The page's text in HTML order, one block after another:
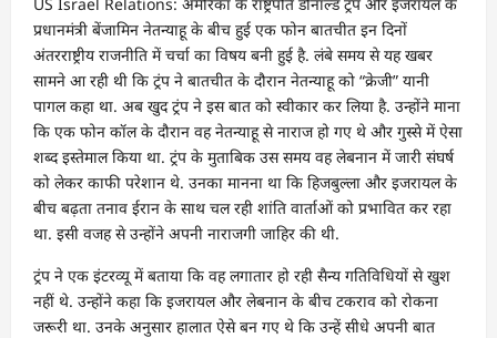
प्रधानमंत्री बेंजामिन नेतन्याहू के बीच हुई एक फोन बातचीत इन दिनों
अंतरराष्ट्रीय राजनीति में चर्चा का विषय बनी हुई है. लंबे समय से यह खबर
सामने आ रही थी कि ट्रंप ने बातचीत के दौरान नेतन्याहू को “क्रेजी” यानी
पागल कहा था. अब खुद ट्रंप ने इस बात को स्वीकार कर लिया है. उन्होंने माना
कि एक फोन कॉल के दौरान वह नेतन्याहू से नाराज हो गए थे और गुस्से में ऐसा
शब्द इस्तेमाल किया था. ट्रंप के मुताबिक उस समय वह लेबनान में जारी संघर्ष
को लेकर काफी परेशान थे. उनका मानना था कि हिजबुल्ला और इजरायल के
बीच बढ़ता तनाव ईरान के साथ चल रही शांति वार्ताओं को प्रभावित कर रहा
था. इसी वजह से उन्होंने अपनी नाराजगी जाहिर की थी.
ट्रंप ने एक इंटरव्यू में बताया कि वह लगातार हो रही सैन्य गतिविधियों से खुश
नहीं थे. उन्होंने कहा कि इजरायल और लेबनान के बीच टकराव को रोकना
जरूरी था. उनके अनुसार हालात ऐसे बन गए थे कि उन्हें सीधे अपनी बात